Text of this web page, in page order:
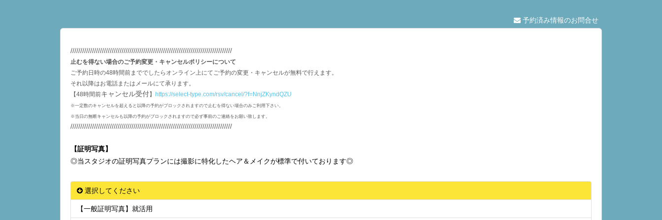
予約済み情報のお問合せ
//////////////////////////////////////////////////////////////////////////////////
止むを得ない場合のご予約変更・キャンセルポリシーについて
ご予約日時の48時間前まででしたらオンライン上にてご予約の変更・キャンセルが無料で行えます。
それ以降はお電話またはメールにて承ります。
【48時間前キャンセル受付】 https://select-type.com/rsv/cancel/?f=NnjZKyndQZU
※一定数のキャンセルを超えると以降の予約がブロックされますので止むを得ない場合のみご利用下さい。
※当日の無断キャンセルも以降の予約がブロックされますので必ず事前のご連絡をお願い致します。
//////////////////////////////////////////////////////////////////////////////////
【証明写真】
◎当スタジオの証明写真プランには撮影に特化したヘア＆メイクが標準で付いております◎
選択してください
【一般証明写真】就活用